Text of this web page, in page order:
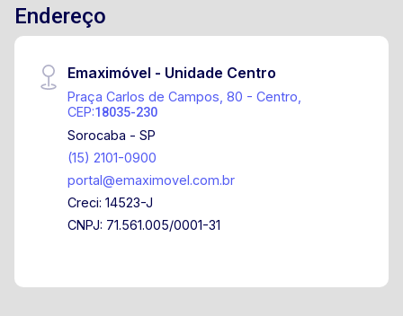
Endereço
Emaximóvel - Unidade Centro
Praça Carlos de Campos, 80 - Centro,
CEP:18035-230
Sorocaba - SP
(15) 2101-0900
portal@emaximovel.com.br
Creci: 14523-J
CNPJ: 71.561.005/0001-31